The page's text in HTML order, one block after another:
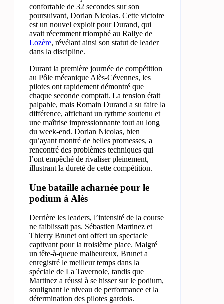
confortable de 32 secondes sur son
poursuivant, Dorian Nicolas. Cette victoire
est un nouvel exploit pour Durand, qui
avait récemment triomphé au Rallye de
Lozère, révélant ainsi son statut de leader
dans la discipline.
Durant la première journée de compétition
au Pôle mécanique Alès-Cévennes, les
pilotes ont rapidement démontré que
chaque seconde comptait. La tension était
palpable, mais Romain Durand a su faire la
différence, affichant un rythme soutenu et
une maîtrise impressionnante tout au long
du week-end. Dorian Nicolas, bien
qu’ayant montré de belles promesses, a
rencontré des problèmes techniques qui
l’ont empêché de rivaliser pleinement,
illustrant la dureté de cette compétition.
Une bataille acharnée pour le
podium à Alès
Derrière les leaders, l’intensité de la course
ne faiblissait pas. Sébastien Martinez et
Thierry Brunet ont offert un spectacle
captivant pour la troisième place. Malgré
un tête-à-queue malheureux, Brunet a
enregistré le meilleur temps dans la
spéciale de La Tavernole, tandis que
Martinez a réussi à se hisser sur le podium,
soulignant le niveau de performance et la
détermination des pilotes gardois.